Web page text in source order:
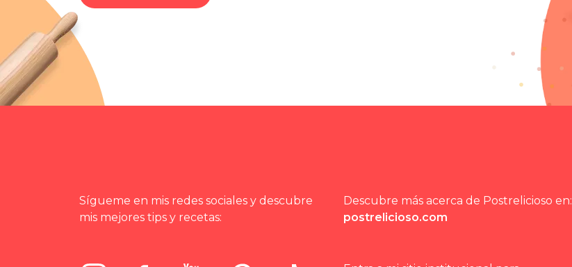
Sígueme en mis redes sociales y descubre
mis mejores tips y recetas:
Descubre más acerca de Postrelicioso en:
postrelicioso.com